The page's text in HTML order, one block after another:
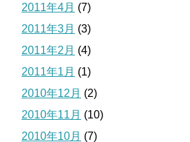
2011年4月 (7)
2011年3月 (3)
2011年2月 (4)
2011年1月 (1)
2010年12月 (2)
2010年11月 (10)
2010年10月 (7)